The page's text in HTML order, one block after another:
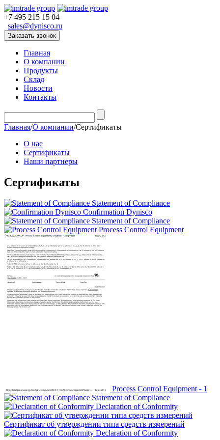
+7 495 215 15 04
sales@dynisco.ru
Заказать звонок
Главная
О компании
Продукты
Склад
Новости
Контакты
Главная/О компании/Сертификаты
О нас
Сертификаты
Наши партнеры
Сертификаты
Statement of Compliance
Confirmation Dynisco
Statement of Compliance
Process Control Equipment
Process Control Equipment - 1
Statement of Compliance
Declaration of Conformity
Сертификат об утверждении типа средств измерений
Declaration of Conformity